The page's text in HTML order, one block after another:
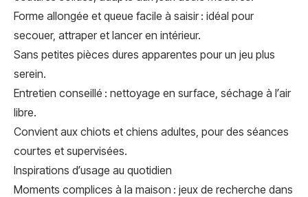
Forme allongée et queue facile à saisir : idéal pour
secouer, attraper et lancer en intérieur.
Sans petites pièces dures apparentes pour un jeu plus
serein.
Entretien conseillé : nettoyage en surface, séchage à l’air
libre.
Convient aux chiots et chiens adultes, pour des séances
courtes et supervisées.
Inspirations d’usage au quotidien
Moments complices à la maison : jeux de recherche dans